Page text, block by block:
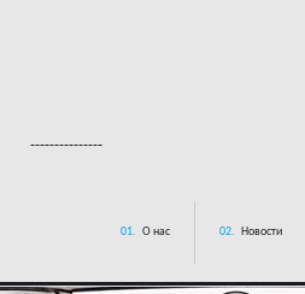
---------------
01. О нас 02. Новости